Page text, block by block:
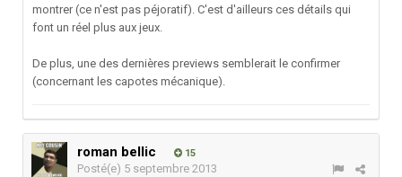
montrer (ce n'est pas péjoratif). C'est d'ailleurs ces détails qui
font un réel plus aux jeux.
De plus, une des dernières previews semblerait le confirmer
(concernant les capotes mécanique).
roman bellic 15
Posté(e) 5 septembre 2013